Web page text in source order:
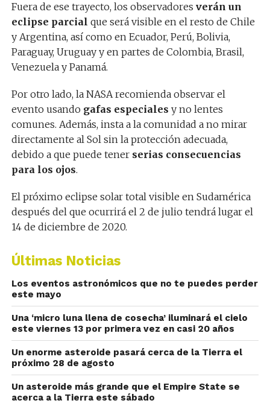
Fuera de ese trayecto, los observadores verán un
eclipse parcial que será visible en el resto de Chile
y Argentina, así como en Ecuador, Perú, Bolivia,
Paraguay, Uruguay y en partes de Colombia, Brasil,
Venezuela y Panamá.
Por otro lado, la NASA recomienda observar el
evento usando gafas especiales y no lentes
comunes. Además, insta a la comunidad a no mirar
directamente al Sol sin la protección adecuada,
debido a que puede tener serias consecuencias
para los ojos.
El próximo eclipse solar total visible en Sudamérica
después del que ocurrirá el 2 de julio tendrá lugar el
14 de diciembre de 2020.
Últimas Noticias
Los eventos astronómicos que no te puedes perder
este mayo
Una ‘micro luna llena de cosecha’ iluminará el cielo
este viernes 13 por primera vez en casi 20 años
Un enorme asteroide pasará cerca de la Tierra el
próximo 28 de agosto
Un asteroide más grande que el Empire State se
acerca a la Tierra este sábado